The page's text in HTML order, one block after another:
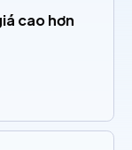
cao hơn